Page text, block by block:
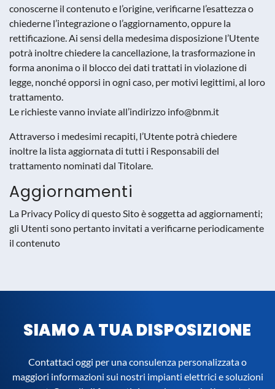
conoscerne il contenuto e l’origine, verificarne l’esattezza o
chiederne l’integrazione o l’aggiornamento, oppure la
rettificazione. Ai sensi della medesima disposizione l’Utente
potrà inoltre chiedere la cancellazione, la trasformazione in
forma anonima o il blocco dei dati trattati in violazione di
legge, nonché opporsi in ogni caso, per motivi legittimi, al loro
trattamento.
Le richieste vanno inviate all’indirizzo info@bnm.it
Attraverso i medesimi recapiti, l’Utente potrà chiedere
inoltre la lista aggiornata di tutti i Responsabili del
trattamento nominati dal Titolare.
Aggiornamenti
La Privacy Policy di questo Sito è soggetta ad aggiornamenti;
gli Utenti sono pertanto invitati a verificarne periodicamente
il contenuto
SIAMO A TUA DISPOSIZIONE
Contattaci oggi per una consulenza personalizzata o
maggiori informazioni sui nostri impianti elettrici e soluzioni